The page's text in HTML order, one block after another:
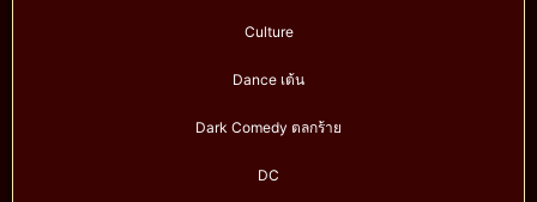
Culture
Dance เต้น
Dark Comedy ตลกร้าย
DC